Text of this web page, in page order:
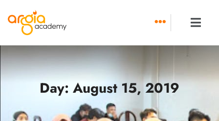
content
Day: August 15, 2019